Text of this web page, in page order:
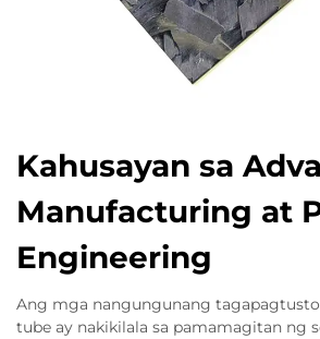
Kahusayan sa
Manufacturing at
Engineering
Ang mga nangungunang
tube ay nakikilala sa pamamagitan ng